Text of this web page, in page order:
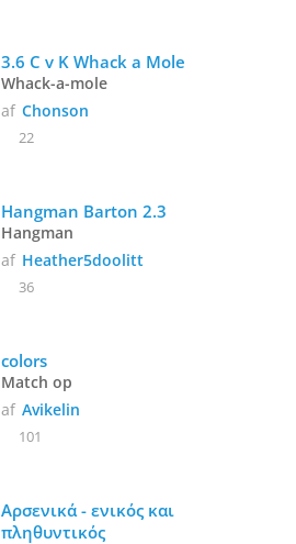
3.6 C v K Whack a Mole
Whack-a-mole
af Chonson
22
Hangman Barton 2.3
Hangman
af Heather5doolitt
36
colors
Match op
af Avikelin
101
Αρσενικά - ενικός και
πληθυντικός